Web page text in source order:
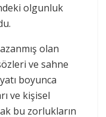
olgunluk
olan
ve sahne
boyunca
ve kişisel
bu zorlukların